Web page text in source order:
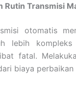
Rutin Transmisi
otomatis
lebih
fatal.
biaya perbaikan